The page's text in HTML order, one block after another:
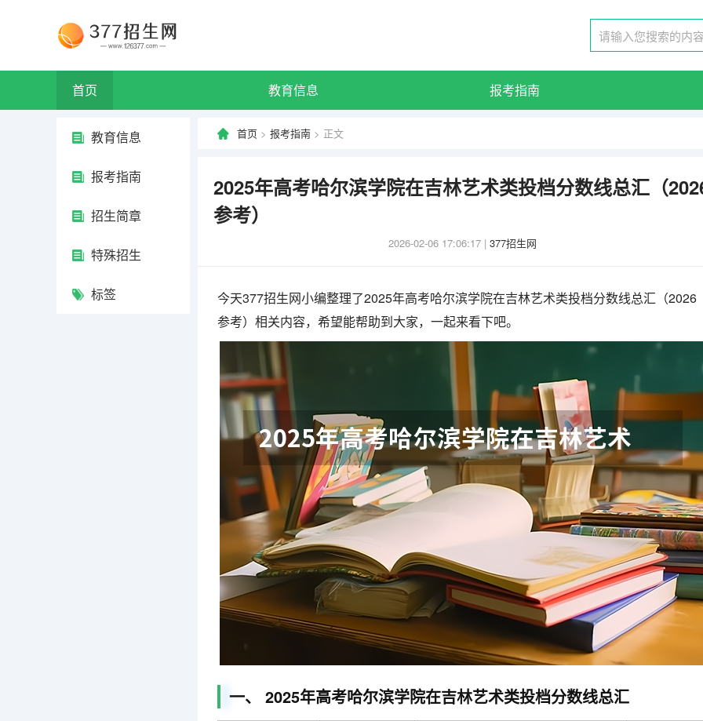
首页 教育信息 报考指南
教育信息
报考指南
招生简章
特殊招生
标签
首页 > 报考指南 > 正文
2025年高考哈尔滨学院在吉林艺术类投档分数线总汇（
参考）
2026-02-06 17:06:17 | 377招生网
今天377招生网小编整理了2025年高考哈尔滨学院在吉林艺术类投档分数线总汇（2026
参考）相关内容，希望能帮助到大家，一起来看下吧。
一、 2025年高考哈尔滨学院在吉林艺术类投档分数线总汇